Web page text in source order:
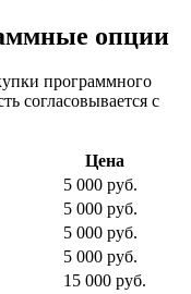
опции
программного
согласовывается с
Цена
5 000 руб.
5 000 руб.
5 000 руб.
5 000 руб.
15 000 руб.